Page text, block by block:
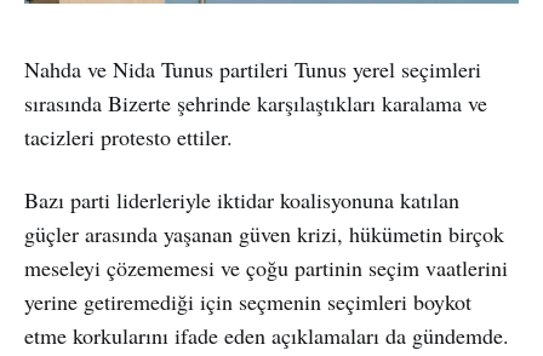
Nahda ve Nida Tunus partileri Tunus yerel seçimleri
sırasında Bizerte şehrinde karşılaştıkları karalama ve
tacizleri protesto ettiler.
Bazı parti liderleriyle iktidar koalisyonuna katılan
güçler arasında yaşanan güven krizi, hükümetin birçok
meseleyi çözememesi ve çoğu partinin seçim vaatlerini
yerine getiremediği için seçmenin seçimleri boykot
etme korkularını ifade eden açıklamaları da gündemde.